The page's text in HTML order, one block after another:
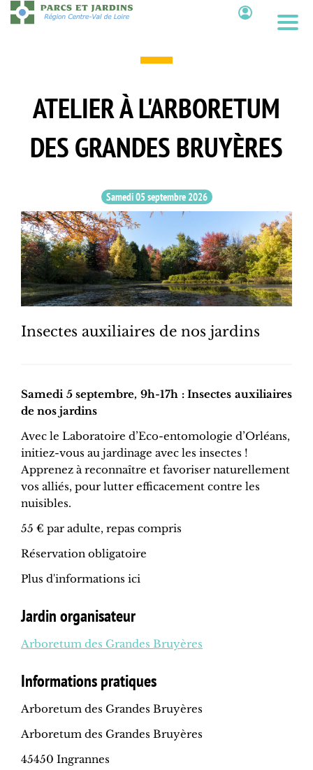
Aller
au
ATELIER À L'ARBORETUM
DES GRANDES BRUYÈRES
Samedi 05 septembre 2026
Insectes auxiliaires de nos jardins
Samedi 5 septembre, 9h-17h : Insectes auxiliaires
de nos jardins
Avec le Laboratoire d’Eco-entomologie d’Orléans,
initiez-vous au jardinage avec les insectes !
Apprenez à reconnaître et favoriser naturellement
vos alliés, pour lutter efficacement contre les
nuisibles.
55 € par adulte, repas compris
Réservation obligatoire
Plus d'informations ici
Jardin organisateur
Arboretum des Grandes Bruyères
Informations pratiques
Arboretum des Grandes Bruyères
Arboretum des Grandes Bruyères
45450 Ingrannes